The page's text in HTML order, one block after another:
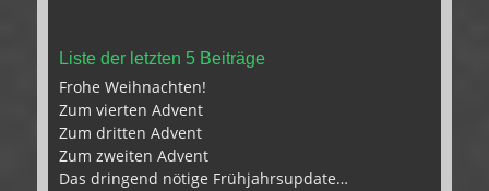
Liste der letzten 5 Beiträge
Frohe Weihnachten!
Zum vierten Advent
Zum dritten Advent
Zum zweiten Advent
Das dringend nötige Frühjahrsupdate…